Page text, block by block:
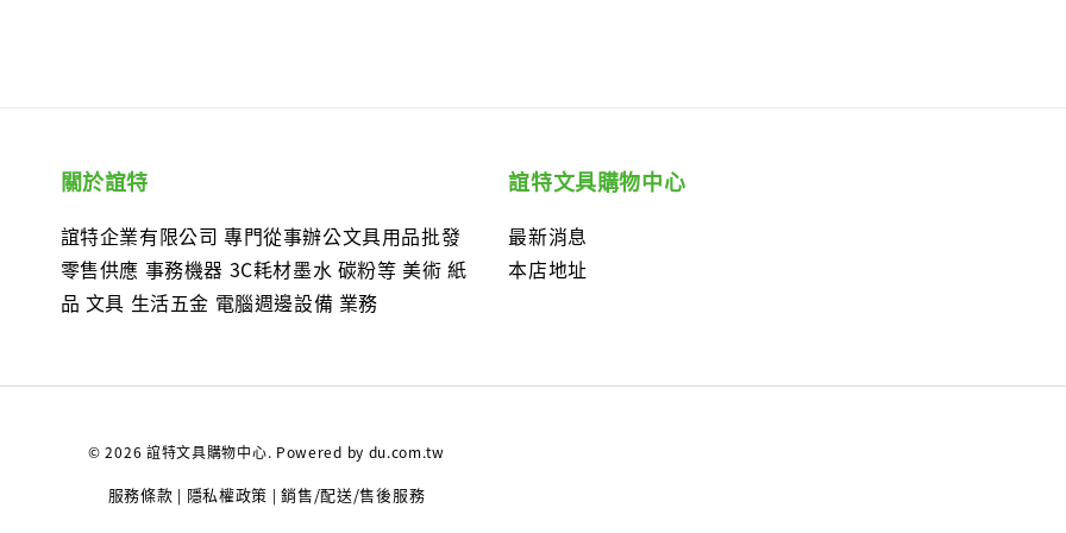
關於誼特
誼特企業有限公司 專門從事辦公文具用品批發
零售供應 事務機器 3C耗材墨水 碳粉等 美術 紙
品 文具 生活五金 電腦週邊設備 業務
誼特文具購物中心
最新消息
本店地址
© 2026 誼特文具購物中心. Powered by du.com.tw
服務條款 | 隱私權政策 |銷售/配送/售後服務